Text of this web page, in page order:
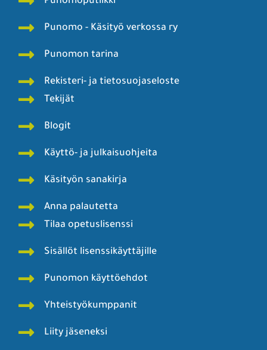
Punomo - Käsityö verkossa ry
Punomon tarina
Rekisteri- ja tietosuojaseloste
Tekijät
Blogit
Käyttö- ja julkaisuohjeita
Käsityön sanakirja
Anna palautetta
Tilaa opetuslisenssi
Sisällöt lisenssikäyttäjille
Punomon käyttöehdot
Yhteistyökumppanit
Liity jäseneksi